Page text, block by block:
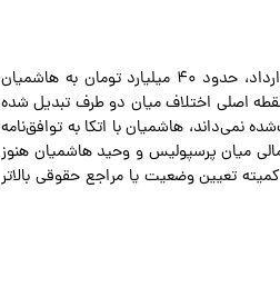
برآیند این اتفاقات نشان می‌دهد که در حال حاضر، از رقم ۵۰ میلیارد تومانی قرارداد، حدود ۴۰ میلیارد تومان به هاشمیان
به نقطه اصلی اختلاف میان دو طرف تبدیل شده
نمی‌داند، هاشمیان با اتکا به توافق‌نامه
میان پرسپولیس و وحید هاشمیان هنوز
تعیین وضعیت یا مراجع حقوقی بالاتر